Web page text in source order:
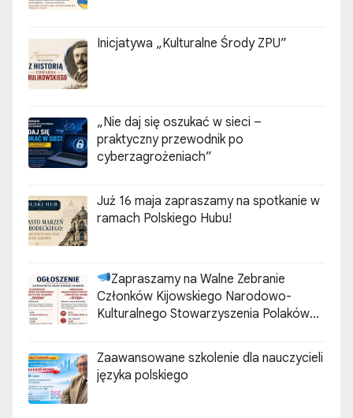
Inicjatywa „Kulturalne Środy ZPU”
„Nie daj się oszukać w sieci –
praktyczny przewodnik po
cyberzagrożeniach”
Już 16 maja zapraszamy na spotkanie w
ramach Polskiego Hubu!
Zapraszamy na Walne Zebranie
Członków Kijowskiego Narodowo-
Kulturalnego Stowarzyszenia Polaków
Zaawansowane szkolenie dla nauczycieli
języka polskiego